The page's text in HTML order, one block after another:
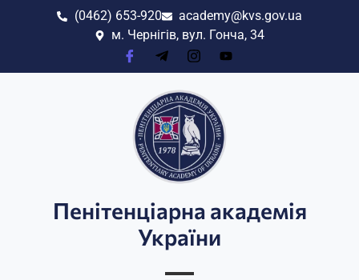
(0462) 653-920
academy@kvs.gov.ua
м. Чернігів, вул. Гонча, 34
Пенітенціарна академія
України